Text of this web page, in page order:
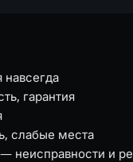
навсегда
гарантия
слабые места
— неисправности и